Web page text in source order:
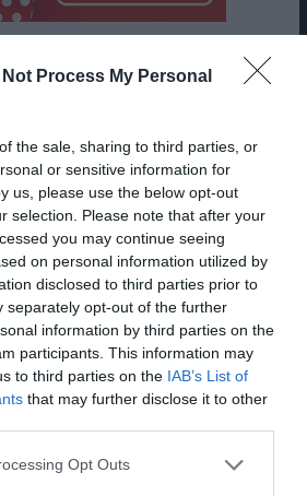
Not Process My Personal
the sale, sharing to third parties, or
or sensitive information for
us, please use the below opt-out
selection. Please note that after your
you may continue seeing
on personal information utilized by
disclosed to third parties prior to
separately opt-out of the further
information by third parties on the
participants. This information may
to third parties on the IAB’s List of
that may further disclose it to other
Opt Outs
Men” ©AMC
Once a Year (S04E02)